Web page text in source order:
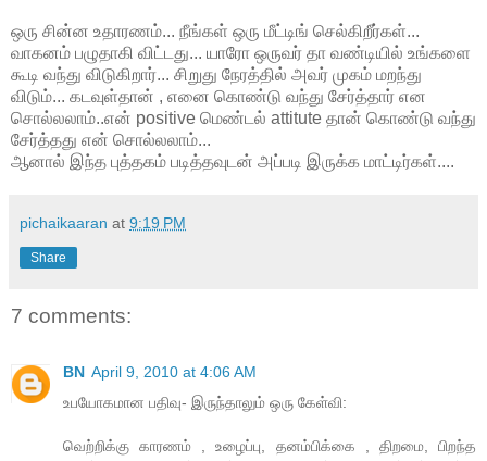
ஒரு சின்ன உதாரணம்... நீங்கள் ஒரு மீட்டிங் செல்கிறீர்கள்...
வாகனம் பழுதாகி விட்டது... யாரோ ஒருவர் தா வண்டியில் உங்களை
கூடி வந்து விடுகிறார்... சிறுது நேரத்தில் அவர் முகம் மறந்து
விடும்... கடவுள்தான் , எனை கொண்டு வந்து சேர்த்தார் என
சொல்லலாம்..என் positive மெண்டல் attitute தான் கொண்டு வந்து
சேர்த்தது என் சொல்லலாம்...
ஆனால் இந்த புத்தகம் படித்தவுடன் அப்படி இருக்க மாட்டிர்கள்....
pichaikaaran at 9:19 PM
Share
7 comments:
BN April 9, 2010 at 4:06 AM
உபயோகமான பதிவு- இருந்தாலும் ஒரு கேள்வி:
வெற்றிக்கு காரணம் , உழைப்பு, தனம்பிக்கை , திறமை, பிறந்த